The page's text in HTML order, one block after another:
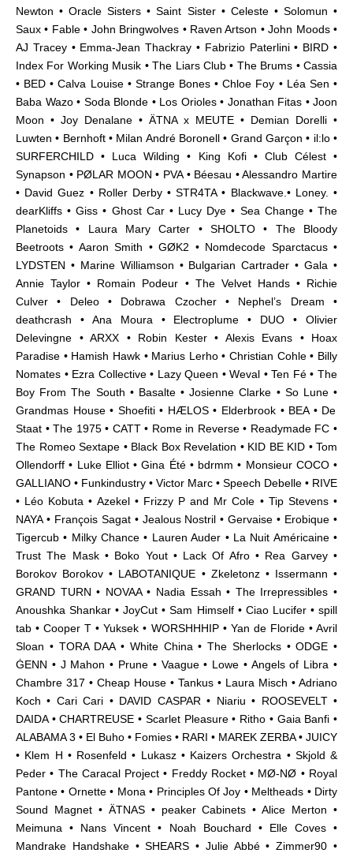
Newton • Oracle Sisters • Saint Sister • Celeste • Solomun •
Saux • Fable • John Bringwolves • Raven Artson • John Moods •
AJ Tracey • Emma-Jean Thackray • Fabrizio Paterlini • BIRD •
Index For Working Musik • The Liars Club • The Brums • Cassia
• BED • Calva Louise • Strange Bones • Chloe Foy • Léa Sen •
Baba Wazo • Soda Blonde • Los Orioles • Jonathan Fitas • Joon
Moon • Joy Denalane • ÄTNA x MEUTE • Demian Dorelli •
Luwten • Bernhoft • Milan André Boronell • Grand Garçon • il:lo •
SURFERCHILD • Luca Wilding • King Kofi • Club Célest •
Synapson • PØLAR MOON • PVA • Béesau • Alessandro Martire
• David Guez • Roller Derby • STR4TA • Blackwave.• Loney. •
dearKliffs • Giss • Ghost Car • Lucy Dye • Sea Change • The
Planetoids • Laura Mary Carter • SHOLTO • The Bloody
Beetroots • Aaron Smith • GØK2 • Nomdecode Sparctacus •
LYDSTEN • Marine Williamson • Bulgarian Cartrader • Gala •
Annie Taylor • Romain Podeur • The Velvet Hands • Richie
Culver • Deleo • Dobrawa Czocher • Nephel’s Dream •
deathcrash • Ana Moura • Electroplume • DUO • Olivier
Delevingne • ARXX • Robin Kester • Alexis Evans • Hoax
Paradise • Hamish Hawk • Marius Lerho • Christian Cohle • Billy
Nomates • Ezra Collective • Lazy Queen • Weval • Ten Fé • The
Boy From The South • Basalte • Josienne Clarke • So Lune •
Grandmas House • Shoefiti • HÆLOS • Elderbrook • BEA • De
Staat • The 1975 • CATT • Rome in Reverse • Readymade FC •
The Romeo Sextape • Black Box Revelation • KID BE KID • Tom
Ollendorff • Luke Elliot • Gina Été • bdrmm • Monsieur COCO •
GALLIANO • Funkindustry • Victor Marc • Speech Debelle • RIVE
• Léo Kobuta • Azekel • Frizzy P and Mr Cole • Tip Stevens •
NAYA • François Sagat • Jealous Nostril • Gervaise • Erobique •
Tigercub • Milky Chance • Lauren Auder • La Nuit Américaine •
Trust The Mask • Boko Yout • Lack Of Afro • Rea Garvey •
Borokov Borokov • LABOTANIQUE • Zkeletonz • Issermann •
GRAND TURN • NOVAA • Nadia Essah • The Irrepressibles •
Anoushka Shankar • JoyCut • Sam Himself • Ciao Lucifer • spill
tab • Cooper T• Yuksek • WORSHHHIP • Yan de Floride • Avril
Sloan • TORA DAA • White China • The Sherlocks • ODGE •
ĠENN • J Mahon • Prune • Vaague • Lowe • Angels of Libra •
Chambre 317 • Cheap House • Tankus • Laura Misch • Adriano
Koch • Cari Cari • DAVID CASPAR • Niariu • ROOSEVELT •
DAIDA • CHARTREUSE • Scarlet Pleasure • Ritho • Gaia Banfi •
ALABAMA 3 • El Buho • Fomies • RARI • MAREK ZERBA • JUICY
• Klem H • Rosenfeld • Lukasz • Kaizers Orchestra • Skjold &
Peder • The Caracal Project • Freddy Rocket • MØ-NØ • Royal
Pantone • Ornette • Mona • Principles Of Joy • Meltheads • Dirty
Sound Magnet • ÄTNAS • peaker Cabinets • Alice Merton •
Meimuna • Nans Vincent • Noah Bouchard • Elle Coves •
Mandrake Handshake • SHEARS • Julie Abbé • Zimmer90 •